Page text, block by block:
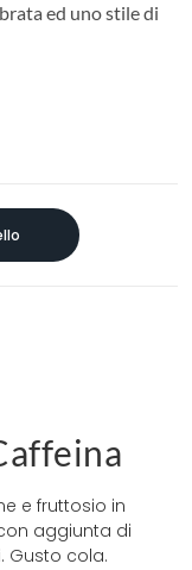
ed uno stile di
e fruttosio in
aggiunta di
Gusto cola.